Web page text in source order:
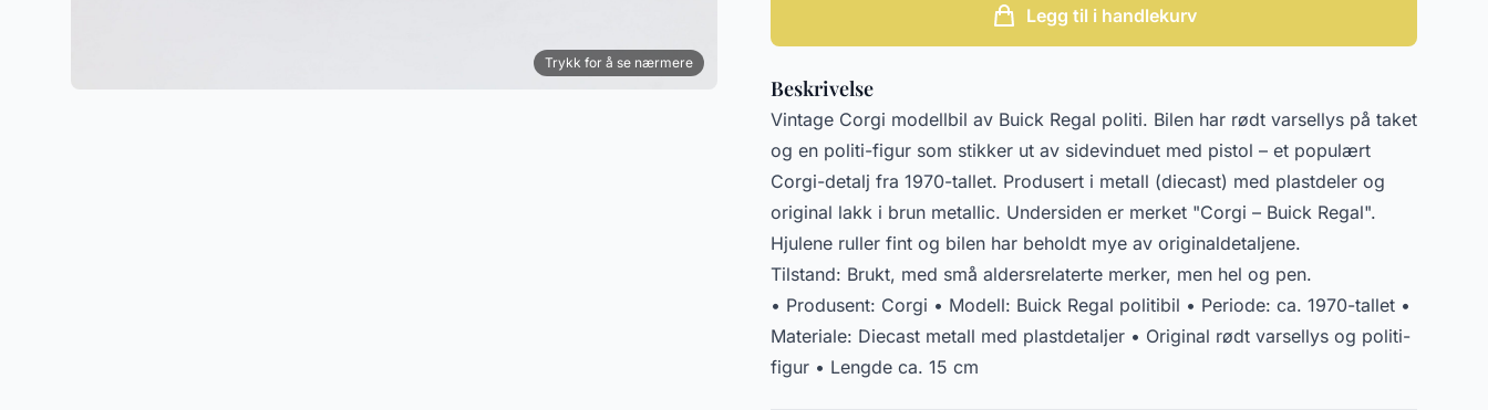
Trykk for å se nærmere
Legg til i handlekurv
Beskrivelse
Vintage Corgi modellbil av Buick Regal politi. Bilen har rødt varsellys på taket
og en politi-figur som stikker ut av sidevinduet med pistol – et populært
Corgi-detalj fra 1970-tallet. Produsert i metall (diecast) med plastdeler og
original lakk i brun metallic. Undersiden er merket "Corgi – Buick Regal".
Hjulene ruller fint og bilen har beholdt mye av originaldetaljene.
Tilstand: Brukt, med små aldersrelaterte merker, men hel og pen.
• Produsent: Corgi • Modell: Buick Regal politibil • Periode: ca. 1970-tallet •
Materiale: Diecast metall med plastdetaljer • Original rødt varsellys og politi-
figur • Lengde ca. 15 cm